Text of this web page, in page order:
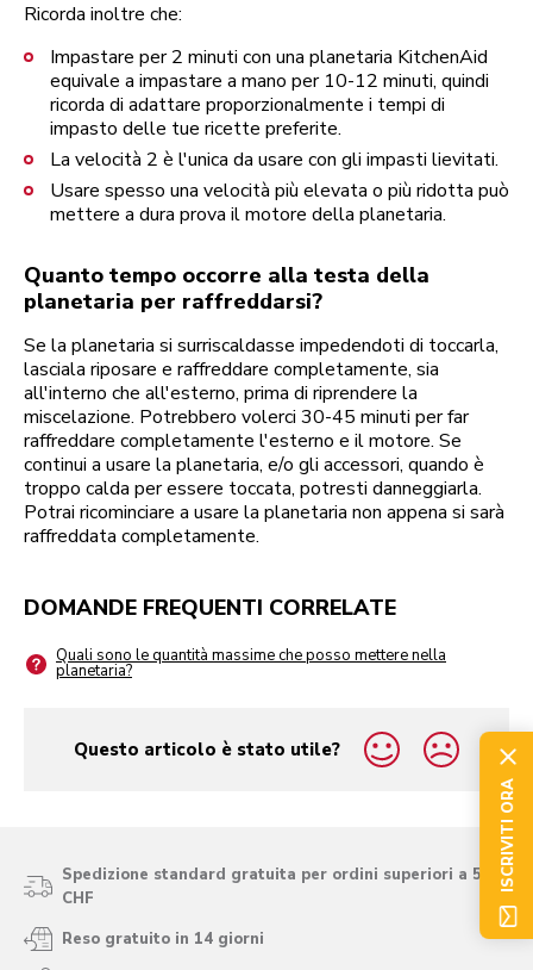
Ricorda inoltre che:
Impastare per 2 minuti con una planetaria KitchenAid
equivale a impastare a mano per 10-12 minuti, quindi
ricorda di adattare proporzionalmente i tempi di
impasto delle tue ricette preferite.
La velocità 2 è l'unica da usare con gli impasti lievitati.
Usare spesso una velocità più elevata o più ridotta può
mettere a dura prova il motore della planetaria.
Quanto tempo occorre alla testa della
planetaria per raffreddarsi?
Se la planetaria si surriscaldasse impedendoti di toccarla,
lasciala riposare e raffreddare completamente, sia
all'interno che all'esterno, prima di riprendere la
miscelazione. Potrebbero volerci 30-45 minuti per far
raffreddare completamente l'esterno e il motore. Se
continui a usare la planetaria, e/o gli accessori, quando è
troppo calda per essere toccata, potresti danneggiarla.
Potrai ricominciare a usare la planetaria non appena si sarà
raffreddata completamente.
DOMANDE FREQUENTI CORRELATE
Quali sono le quantità massime che posso mettere nella
planetaria?
Questo articolo è stato utile?
yes
no
Spedizione standard gratuita per ordini superiori a 50
CHF
Reso gratuito in 14 giorni
ISCRIVITI ORA